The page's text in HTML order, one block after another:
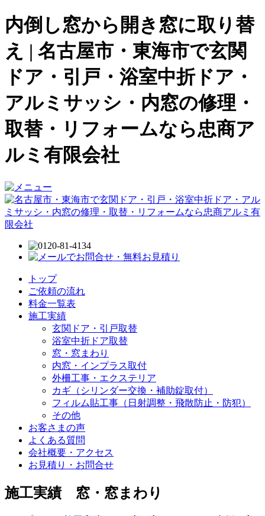
内倒し窓から開き窓に取り替
え | 名古屋市・東海市で玄関
ドア・引戸・浴室中折ドア・
アルミサッシ・内窓の修理・
取替・リフォームなら忠商ア
ルミ有限会社
トップ
ご依頼の流れ
料金一覧表
施工実績
玄関ドア・引戸取替
浴室中折ドア取替
窓・窓まわり
内窓・インプラス取付
外柵工事・エクステリア
カギ（シリンダー交換・補助錠取付）
フィルム貼工事（日射調整・飛散防止・防犯）
その他
お客さまの声
よくある質問
会社概要・アクセス
お見積り・お問合せ
施工実績 窓・窓まわり